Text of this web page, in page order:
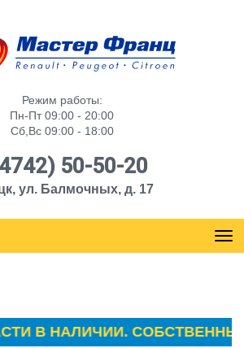
Режим работы:
Пн-Пт 09:00 - 20:00
Сб,Вс 09:00 - 18:00
50-50-20
ул. Балмочных, д. 17
В НАЛИЧИИ. СОБСТВЕННЫЙ